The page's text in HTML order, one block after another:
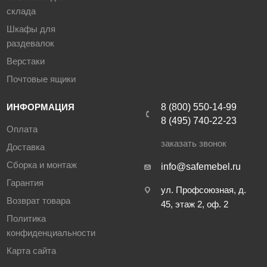
склада
Шкафы для
раздевалок
Верстаки
Почтовые ящики
ИНФОРМАЦИЯ
Оплата
Доставка
Сборка и монтаж
Гарантия
Возврат товара
Политика
конфиденциальности
Карта сайта
8 (800) 550-14-99
8 (495) 740-22-23
заказать звонок
info@safemebel.ru
ул. Профсоюзная, д.
45, этаж 2, оф. 2